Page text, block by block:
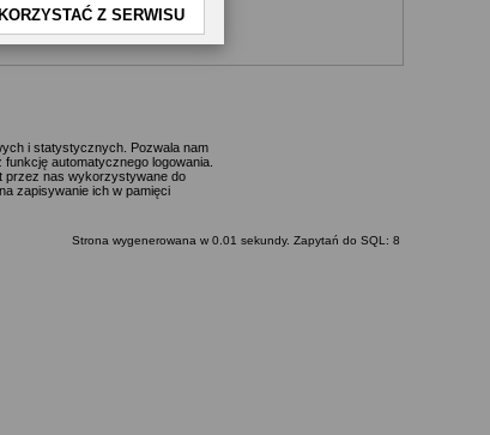
Z SERWISU
i statystycznych. Pozwala nam
automatycznego logowania.
przez nas wykorzystywane do
zapisywanie ich w pamięci
Strona wygenerowana w 0.01 sekundy. Zapytań do SQL: 8